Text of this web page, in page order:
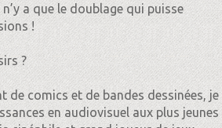
a que le doublage qui puisse
!
?
de comics et de bandes dessinées, je
en audiovisuel aux plus jeunes